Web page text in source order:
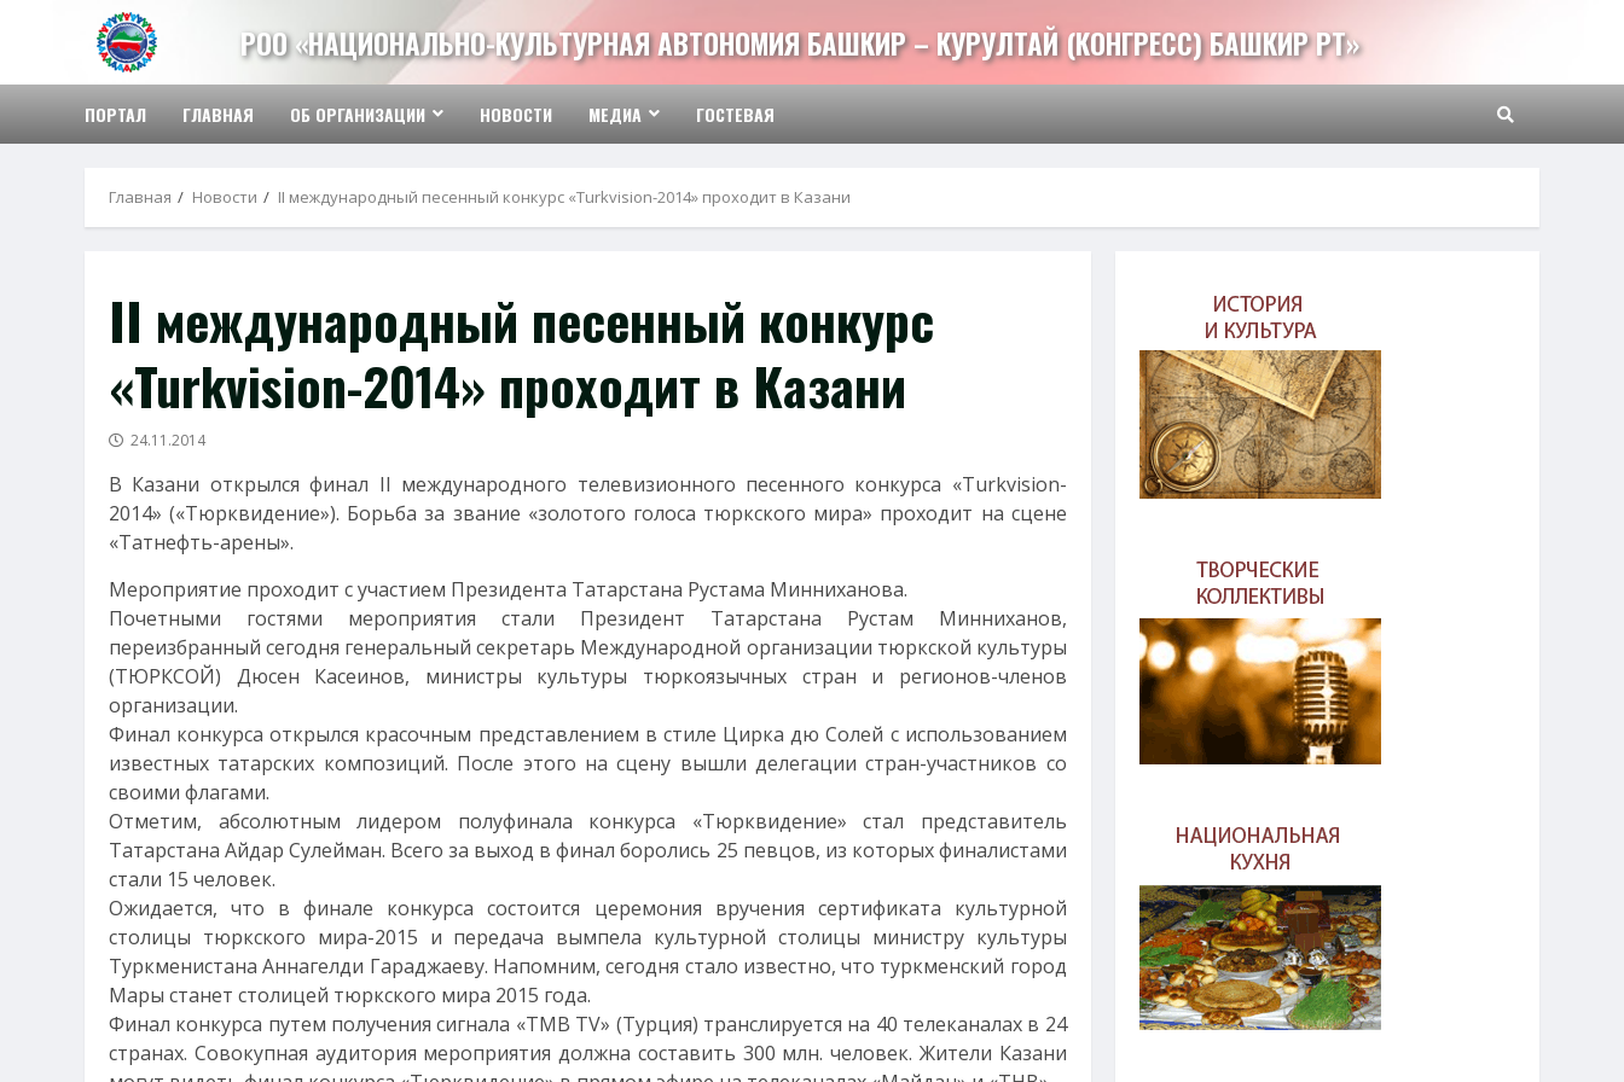
содержимому
РОО «НАЦИОНАЛЬНО-КУЛЬТУРНАЯ АВТОНОМИЯ БАШКИР – КУРУЛТАЙ (КОНГРЕСС) БАШКИР РТ»
ПОРТАЛ ГЛАВНАЯ ОБ ОРГАНИЗАЦИИ НОВОСТИ МЕДИА ГОСТЕВАЯ
Главная Новости II международный песенный конкурс «Turkvision-2014» проходит в Казани
II международный песенный конкурс
«Turkvision-2014» проходит в Казани
24.11.2014
В Казани открылся финал II международного телевизионного песенного конкурса «Turkvision-
2014» («Тюрквидение»). Борьба за звание «золотого голоса тюркского мира» проходит на сцене
«Татнефть-арены».
Мероприятие проходит с участием Президента Татарстана Рустама Минниханова.
Почетными гостями мероприятия стали Президент Татарстана Рустам Минниханов,
переизбранный сегодня генеральный секретарь Международной организации тюркской культуры
(ТЮРКСОЙ) Дюсен Касеинов, министры культуры тюркоязычных стран и регионов-членов
организации.
Финал конкурса открылся красочным представлением в стиле Цирка дю Солей с использованием
известных татарских композиций. После этого на сцену вышли делегации стран-участников со
своими флагами.
Отметим, абсолютным лидером полуфинала конкурса «Тюрквидение» стал представитель
Татарстана Айдар Сулейман. Всего за выход в финал боролись 25 певцов, из которых финалистами
стали 15 человек.
Ожидается, что в финале конкурса состоится церемония вручения сертификата культурной
столицы тюркского мира-2015 и передача вымпела культурной столицы министру культуры
Туркменистана Аннагелди Гараджаеву. Напомним, сегодня стало известно, что туркменский город
Мары станет столицей тюркского мира 2015 года.
Финал конкурса путем получения сигнала «ТМВ TV» (Турция) транслируется на 40 телеканалах в 24
странах. Совокупная аудитория мероприятия должна составить 300 млн. человек. Жители Казани